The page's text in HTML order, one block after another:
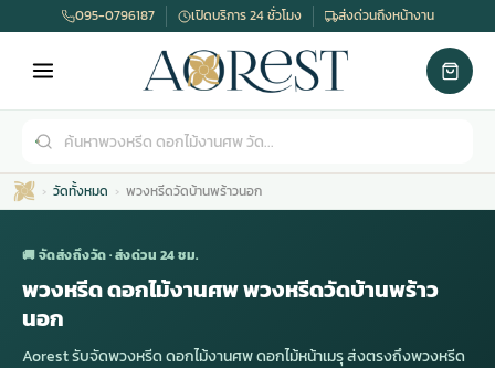
ดอกไม้หน้าศพ
พวงหรีด กรุงเทพ
ไม้งานแต่ง
พวงหรีดพัดลม
รับจัดงานศพ
095-0796187 เปิดบริการ 24 ชั่วโมง ส่งด่วนถึงหน้างาน
วัดทั้งหมด พวงหรีดวัดบ้านพร้าวนอก
🚚 จัดส่งถึงวัด · ส่งด่วน 24 ชม.
พวงหรีด ดอกไม้งานศพ พวงหรีดวัดบ้านพร้าว
นอก
Aorest รับจัดพวงหรีด ดอกไม้งานศพ ดอกไม้หน้าเมรุ ส่งตรงถึงพวงหรีด